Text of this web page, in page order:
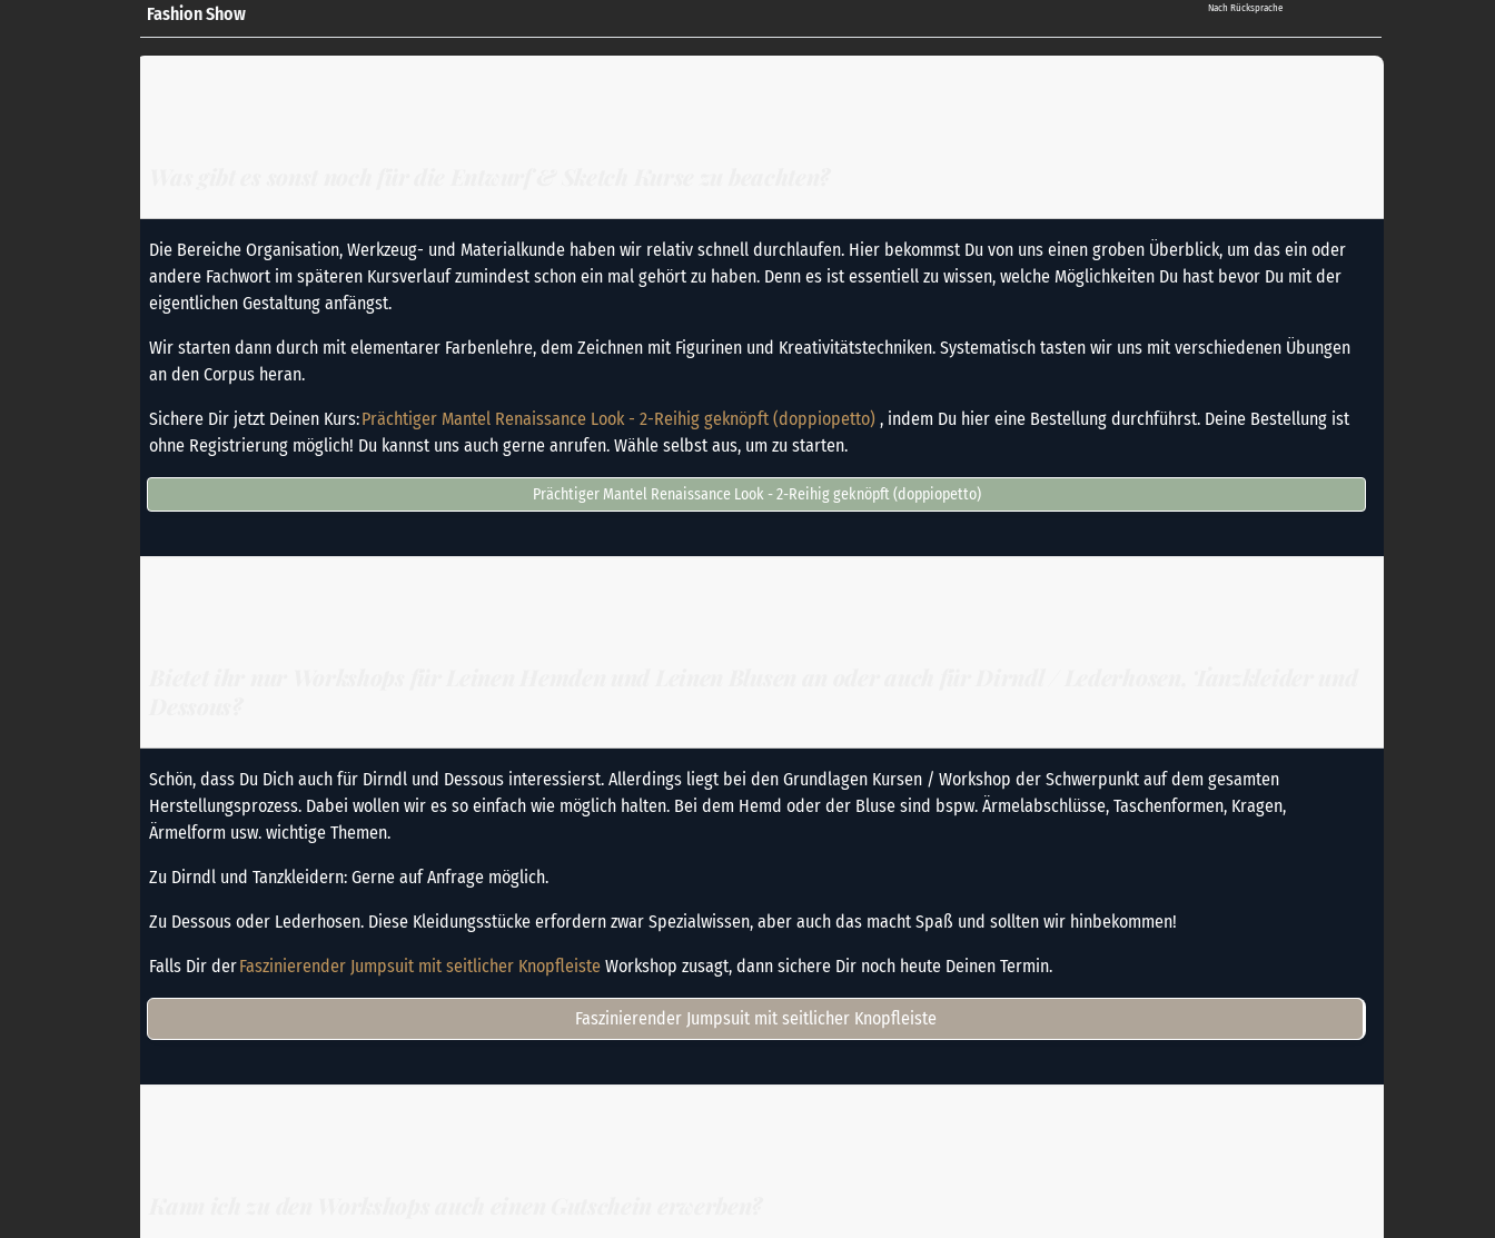
Fashion Show Nach Rücksprache
Die Bereiche Organisation, Werkzeug- und Materialkunde haben wir relativ schnell durchlaufen. Hier bekommst Du von uns einen groben Überblick, um das ein oder
andere Fachwort im späteren Kursverlauf zumindest schon ein mal gehört zu haben. Denn es ist essentiell zu wissen, welche Möglichkeiten Du hast bevor Du mit der
eigentlichen Gestaltung anfängst.
Wir starten dann durch mit elementarer Farbenlehre, dem Zeichnen mit Figurinen und Kreativitätstechniken. Systematisch tasten wir uns mit verschiedenen Übungen
an den Corpus heran.
Sichere Dir jetzt Deinen Kurs:Prächtiger Mantel Renaissance Look - 2-Reihig geknöpft (doppiopetto), indem Du hier eine Bestellung durchführst. Deine Bestellung ist
ohne Registrierung möglich! Du kannst uns auch gerne anrufen. Wähle selbst aus, um zu starten.
Prächtiger Mantel Renaissance Look - 2-Reihig geknöpft (doppiopetto)
Schön, dass Du Dich auch für Dirndl und Dessous interessierst. Allerdings liegt bei den Grundlagen Kursen / Workshop der Schwerpunkt auf dem gesamten
Herstellungsprozess. Dabei wollen wir es so einfach wie möglich halten. Bei dem Hemd oder der Bluse sind bspw. Ärmelabschlüsse, Taschenformen, Kragen,
Ärmelform usw. wichtige Themen.
Zu Dirndl und Tanzkleidern: Gerne auf Anfrage möglich.
Zu Dessous oder Lederhosen. Diese Kleidungsstücke erfordern zwar Spezialwissen, aber auch das macht Spaß und sollten wir hinbekommen!
Falls Dir derFaszinierender Jumpsuit mit seitlicher Knopfleiste Workshop zusagt, dann sichere Dir noch heute Deinen Termin.
Faszinierender Jumpsuit mit seitlicher Knopfleiste